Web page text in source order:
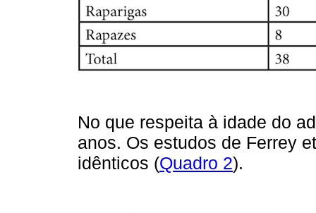
No que respeita à idade do
anos. Os estudos de Ferrey
idênticos (Quadro 2).